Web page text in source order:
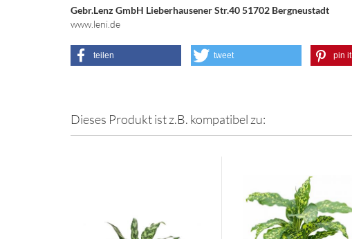
Gebr.Lenz GmbH Lieberhausener Str.40 51702 Bergneustadt
www.leni.de
teilen tweet pin it
Dieses Produkt ist z.B. kompatibel zu: